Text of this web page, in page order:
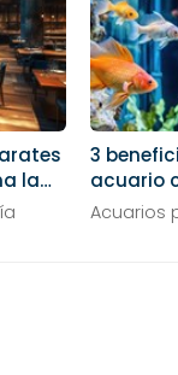
la
3
acuario
Acuarios